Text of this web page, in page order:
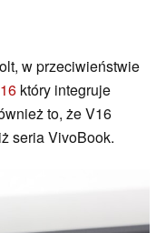
w przeciwieństwie
który integruje
to, że V16
seria VivoBook.